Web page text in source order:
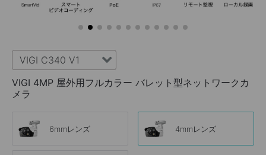
VIGI C340 V1
VIGI 4MP 屋外用フルカラー バレット型ネットワークカ
メラ
6mmレンズ 4mmレンズ